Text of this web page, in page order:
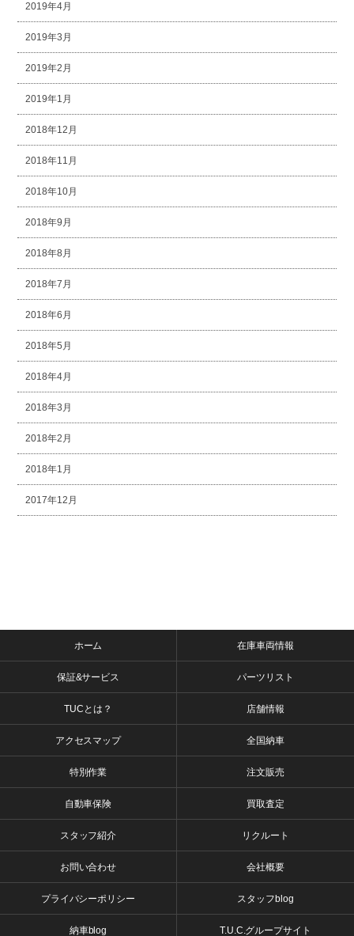
2019年4月
2019年3月
2019年2月
2019年1月
2018年12月
2018年11月
2018年10月
2018年9月
2018年8月
2018年7月
2018年6月
2018年5月
2018年4月
2018年3月
2018年2月
2018年1月
2017年12月
ホーム 在庫車両情報
保証&サービス パーツリスト
TUCとは？ 店舗情報
アクセスマップ 全国納車
特別作業 注文販売
自動車保険 買取査定
スタッフ紹介 リクルート
お問い合わせ 会社概要
プライバシーポリシー スタッフblog
納車blog T.U.C.グループサイト